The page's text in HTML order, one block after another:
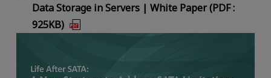
Data Storage in Servers | White Paper (PDF :
925KB)